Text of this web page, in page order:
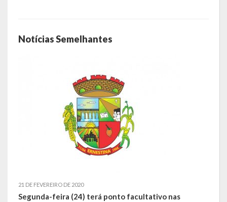
LRF
Notícias Semelhantes
21 DE FEVEREIRO DE 2020
Segunda-feira (24) terá ponto facultativo nas